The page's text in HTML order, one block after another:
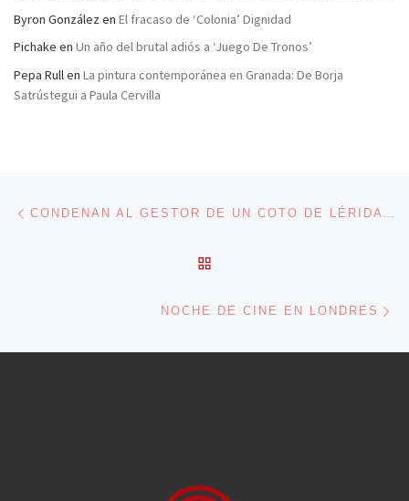
Byron González en El fracaso de ‘Colonia’ Dignidad
Pichake en Un año del brutal adiós a ‘Juego De Tronos’
Pepa Rullen La pintura contemporánea en Granada: De Borja
Satrústegui a Paula Cervilla
Navegación de entradas CONDENAN AL GESTOR DE UN COTO DE LÉRIDA POR USAR VENENO
NOCHE DE CINE EN LONDRES